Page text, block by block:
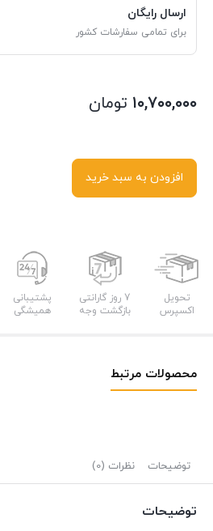
ارسال رایگان
برای تمامی سفارشات کشور
۱۰,۷۰۰,۰۰۰ تومان
افزودن به سبد خرید
تحویل
اکسپرس
7 روز گارانتی
بازگشت وجه
پشتیبانی
همیشگی
محصولات مرتبط
توضیحات نظرات (0)
توضیحات